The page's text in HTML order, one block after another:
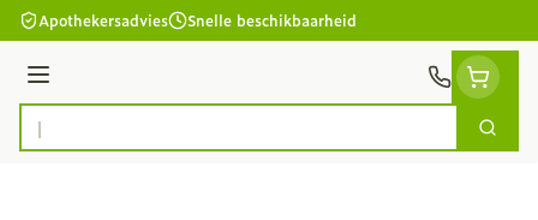
Ga naar de inhoud
Apothekersadvies Snelle beschikbaarheid
Menu
Product, merk, categorie...
Zoek